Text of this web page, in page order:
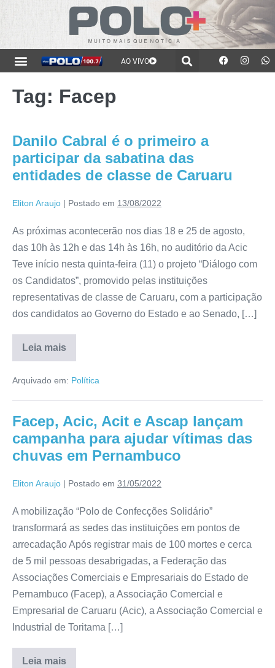
AO VIVO
Tag: Facep
Danilo Cabral é o primeiro a
participar da sabatina das
entidades de classe de Caruaru
Eliton Araujo | Postado em 13/08/2022
As próximas acontecerão nos dias 18 e 25 de agosto,
das 10h às 12h e das 14h às 16h, no auditório da Acic
Teve início nesta quinta-feira (11) o projeto “Diálogo com
os Candidatos”, promovido pelas instituições
representativas de classe de Caruaru, com a participação
dos candidatos ao Governo do Estado e ao Senado, […]
Leia mais
Arquivado em: Política
Facep, Acic, Acit e Ascap lançam
campanha para ajudar vítimas das
chuvas em Pernambuco
Eliton Araujo | Postado em 31/05/2022
A mobilização “Polo de Confecções Solidário”
transformará as sedes das instituições em pontos de
arrecadação Após registrar mais de 100 mortes e cerca
de 5 mil pessoas desabrigadas, a Federação das
Associações Comerciais e Empresariais do Estado de
Pernambuco (Facep), a Associação Comercial e
Empresarial de Caruaru (Acic), a Associação Comercial e
Industrial de Toritama […]
Leia mais